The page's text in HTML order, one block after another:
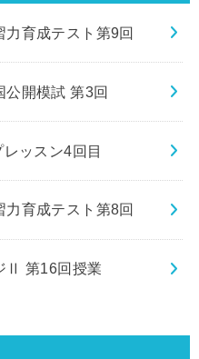
力育成テスト第9回
公開模試 第3回
ッスン4回目
育成テスト第8回
Ⅱ 第16回授業